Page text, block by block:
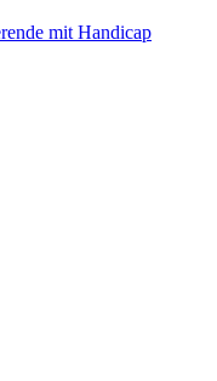
mit Handicap